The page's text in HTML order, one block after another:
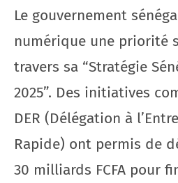
Le gouvernement
numérique une priorité
travers sa “Stratégie
2025”. Des initiatives
DER (Délégation à
Rapide) ont permis de
30 milliards FCFA pour